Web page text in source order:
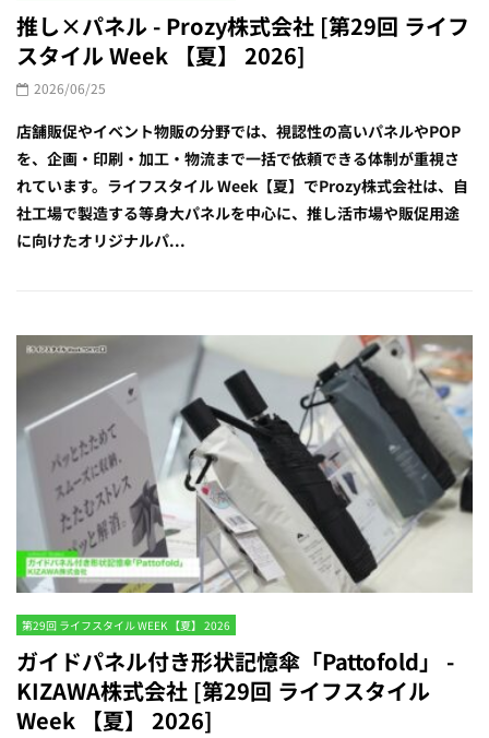
推し×パネル - Prozy株式会社 [第29回 ライフ
スタイル Week 【夏】 2026]
2026/06/25
店舗販促やイベント物販の分野では、視認性の高いパネルやPOP
を、企画・印刷・加工・物流まで一括で依頼できる体制が重視さ
れています。ライフスタイル Week【夏】でProzy株式会社は、自
社工場で製造する等身大パネルを中心に、推し活市場や販促用途
に向けたオリジナルパ...
第29回 ライフスタイル WEEK 【夏】 2026
ガイドパネル付き形状記憶傘「Pattofold」 -
KIZAWA株式会社 [第29回 ライフスタイル
Week 【夏】 2026]